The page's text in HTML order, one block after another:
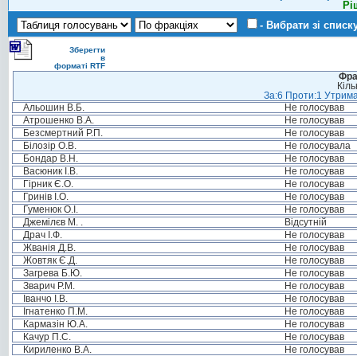
- Вибрати зі
Зберегти
в
форматі RTF
За:6 Проти:1
Альошин В.Б.
Не голосував
Атрошенко В.А.
Не голосував
Безсмертний Р.П.
Не голосував
Білозір О.В.
Не голосувала
Бондар В.Н.
Не голосував
Васюник І.В.
Не голосував
Гірник Є.О.
Не голосував
Гринів І.О.
Не голосував
Гуменюк О.І.
Не голосував
Джемілєв М. .
Відсутній
Драч І.Ф.
Не голосував
Жванія Д.В.
Не голосував
Жовтяк Є.Д.
Не голосував
Загрева Б.Ю.
Не голосував
Зварич Р.М.
Не голосував
Іванчо І.В.
Не голосував
Ігнатенко П.М.
Не голосував
Кармазін Ю.А.
Не голосував
Качур П.С.
Не голосував
Кириленко В.А.
Не голосував